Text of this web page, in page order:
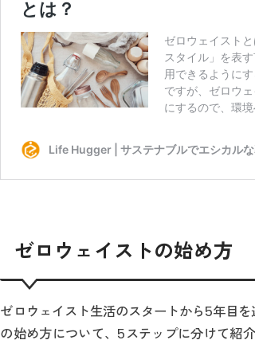
ゼロウェイストの始め方
ゼロウェイスト生活のスタートから5年目
の始め方について、5ステップに分けて紹